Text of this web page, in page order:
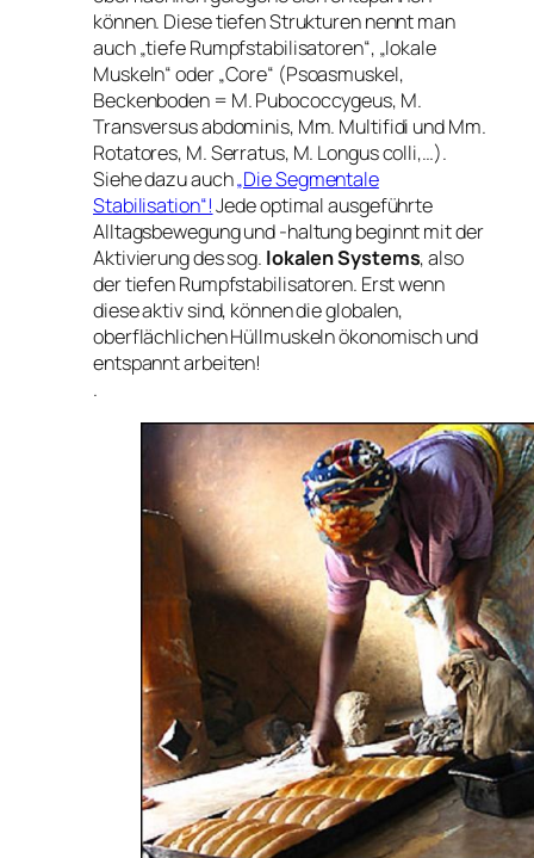
können. Diese tiefen Strukturen nennt man
auch „tiefe Rumpfstabilisatoren“, „lokale
Muskeln“ oder „Core“ (Psoasmuskel,
Beckenboden = M. Pubococcygeus, M.
Transversus abdominis, Mm. Multifidi und Mm.
Rotatores, M. Serratus, M. Longus colli,…).
Siehe dazu auch„Die Segmentale
Stabilisation“!Jede optimal ausgeführte
Alltagsbewegung und -haltung beginnt mit der
Aktivierung des sog. lokalen Systems, also
der tiefen Rumpfstabilisatoren. Erst wenn
diese aktiv sind, können die globalen,
oberflächlichen Hüllmuskeln ökonomisch und
entspannt arbeiten!
.